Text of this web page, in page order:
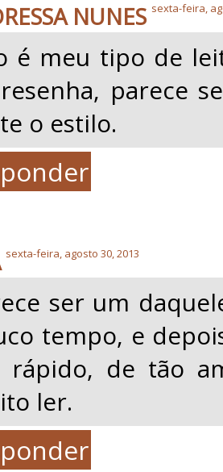
NUNES sexta-feira,
é meu tipo de
parece
o estilo.
sexta-feira, agosto 30, 2013
ser um
tempo, e
rápido, de tão
ler.